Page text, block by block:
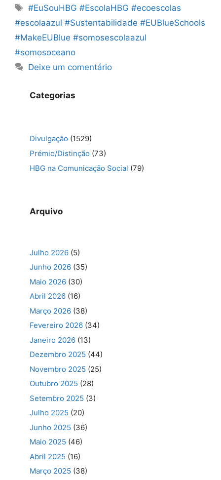
Etiquetas
#EuSouHBG #EscolaHBG #ecoescolas
#escolaazul #Sustentabilidade #EUBlueSchools
#MakeEUBlue #somosescolaazul
#somosoceano
Deixe um comentário
Categorias
Divulgação (1529)
Prémio/Distinção (73)
HBG na Comunicação Social (79)
Arquivo
Julho 2026 (5)
Junho 2026 (35)
Maio 2026 (30)
Abril 2026 (16)
Março 2026 (38)
Fevereiro 2026 (34)
Janeiro 2026 (13)
Dezembro 2025 (44)
Novembro 2025 (25)
Outubro 2025 (28)
Setembro 2025 (3)
Julho 2025 (20)
Junho 2025 (36)
Maio 2025 (46)
Abril 2025 (16)
Março 2025 (38)